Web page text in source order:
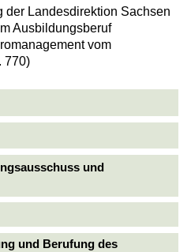
der Landesdirektion Sachsen
Ausbildungsberuf
vom
770)
und
und Berufung des